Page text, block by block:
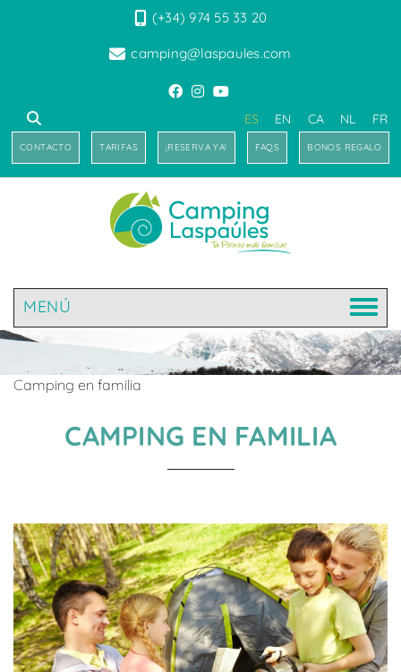
(+34) 974 55 33 20
camping@laspaules.com
ES EN CA NL FR
CONTACTO TARIFAS ¡RESERVA YA! FAQS BONOS REGALO
MENÚ
Camping en familia
CAMPING EN FAMILIA